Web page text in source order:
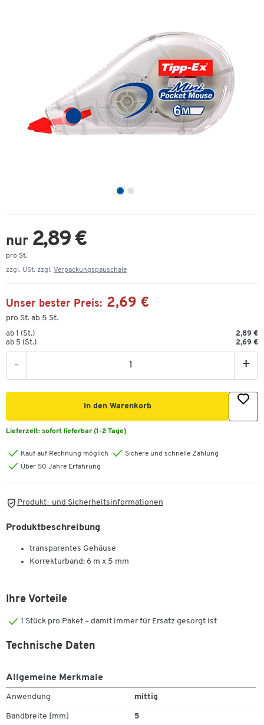
nur 2,89 €
pro St.
zzgl. USt. zzgl. Verpackungspauschale
Unser bester Preis: 2,69 €
pro St. ab 5 St.
ab 1 (St.)
2,89 €
ab 5 (St.)
2,69 €
- +
In den Warenkorb
Lieferzeit: sofort lieferbar (1-2 Tage)
Kauf auf Rechnung möglich
Sichere und schnelle Zahlung
Über 50 Jahre Erfahrung
Produkt- und Sicherheitsinformationen
Produktbeschreibung
transparentes Gehäuse
Korrekturband: 6 m x 5 mm
Ihre Vorteile
1 Stück pro Paket – damit immer für Ersatz gesorgt ist
Technische Daten
Allgemeine Merkmale
Anwendung mittig
Bandbreite [mm] 5